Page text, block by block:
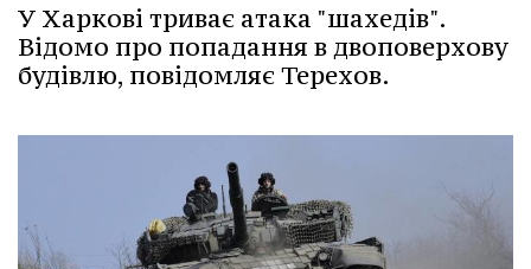
У Харкові триває атака "шахедів".
Відомо про попадання в двоповерхову
будівлю, повідомляє Терехов.